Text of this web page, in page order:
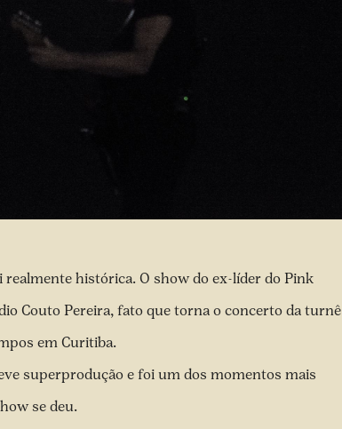
realmente histórica. O show do ex-líder do Pink
Couto Pereira, fato que torna o concerto da turnê
em Curitiba.
superprodução e foi um dos momentos mais
se deu.